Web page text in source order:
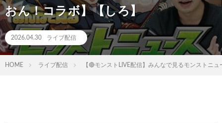
おん！コラボ】【しろ】
2026.04.30 ライブ配信
HOME ライブ配信 【🔴モンストLIVE配信】みんなで見るモンストニ